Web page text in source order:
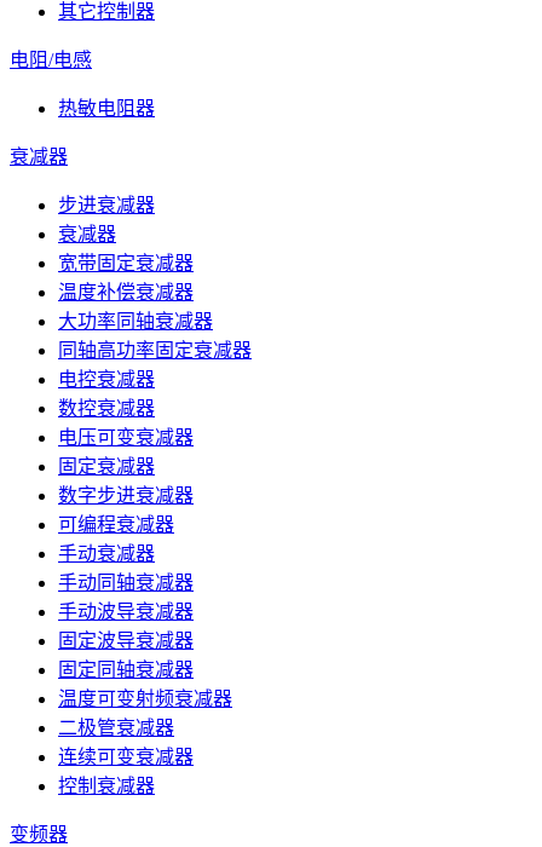
其它控制器
电阻/电感
热敏电阻器
衰减器
步进衰减器
衰减器
宽带固定衰减器
温度补偿衰减器
大功率同轴衰减器
同轴高功率固定衰减器
电控衰减器
数控衰减器
电压可变衰减器
固定衰减器
数字步进衰减器
可编程衰减器
手动衰减器
手动同轴衰减器
手动波导衰减器
固定波导衰减器
固定同轴衰减器
温度可变射频衰减器
二极管衰减器
连续可变衰减器
控制衰减器
变频器